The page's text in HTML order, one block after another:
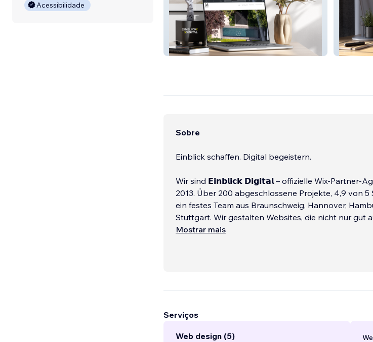
Acessibilidade
Mollwitz | Architektur Saskia
Sobre
Einblick schaffen. Digital begeistern.
Wir sind 𝗘𝗶𝗻𝗯𝗹𝗶𝗰𝗸 𝗗𝗶𝗴𝗶𝘁𝗮𝗹 – offizielle Wix-Partner-
2013. Über 200 abgeschlossene Projekte, 4,9 von 5
ein festes Team aus Braunschweig, Hannover,
Stuttgart. Wir gestalten Websites, die nicht nur gut
sondern Kunden gewinnen.
Mostrar mais
Serviços
Web design (5)